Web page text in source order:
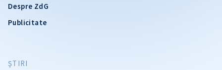
Despre ZdG
Publicitate
ŞTIRI